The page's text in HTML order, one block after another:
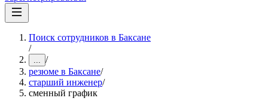
Поиск сотрудников в Баксане
/
... /
резюме в Баксане/
старший инженер/
сменный график